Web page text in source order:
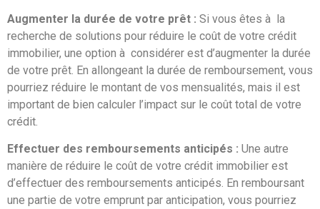
Augmenter la durée de votre prêt : Si vous êtes à la
recherche de solutions pour réduire le coût de votre crédit
immobilier, une option à considérer est d’augmenter la durée
de votre prêt. En allongeant la durée de remboursement, vous
pourriez réduire le montant de vos mensualités, mais il est
important de bien calculer l’impact sur le coût total de votre
crédit.
Effectuer des remboursements anticipés : Une autre
manière de réduire le coût de votre crédit immobilier est
d’effectuer des remboursements anticipés. En remboursant
une partie de votre emprunt par anticipation, vous pourriez